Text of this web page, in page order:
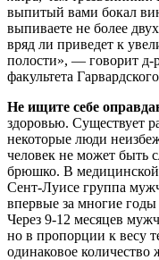
выпитый вами бокал
выпиваете не более
вряд ли приведет к
полости», — говорит д-
факультета
Не ищите себе
здоровью. Существует
некоторые люди
человек не может быть
брюшко. В
Сент-Луисе группа
впервые за многие годы
Через 9-12 месяцев
но в пропорции к весу
одинаковое количество